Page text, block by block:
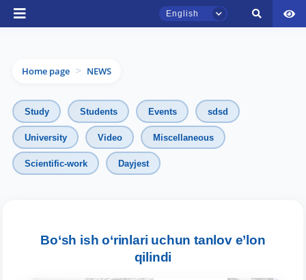
English
Home page > NEWS
Study Students Events sdsd
University Video Miscellaneous
Scientific-work Dayjest
Bo‘sh ish o‘rinlari uchun tanlov e’lon
qilindi
Online